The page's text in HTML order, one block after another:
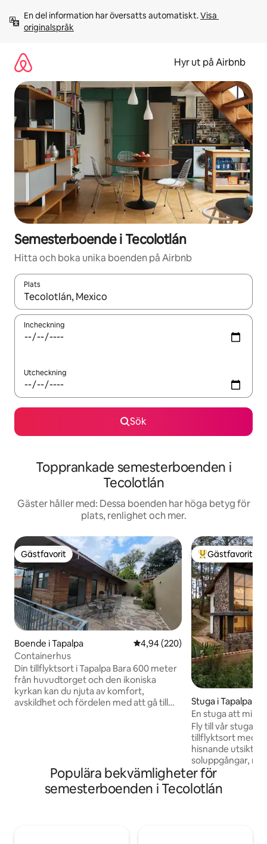
innehåll
En del information har översatts automatiskt. Visa
originalspråk
Hyr ut på Airbnb
Semesterboende i Tecolotlán
Hitta och boka unika boenden på Airbnb
Plats
När resultaten är tillgängliga kan du navigera med upp- och
Incheckning
Utcheckning
Sök
Topprankade semesterboenden i
Tecolotlán
Gäster håller med: Dessa boenden har höga betyg för
plats, renlighet och mer.
Gästfavorit
Gästfavorit
Boende i Tapalpa 4,94 av 5 i genomsnittligt
4,94 (220)
Containerhus
Din tillflyktsort i Tapalpa Bara 600 meter
från huvudtorget och den ikoniska
kyrkan kan du njuta av komfort,
avskildhet och fördelen med att gå till
2 vuxna och ytterligare ett komplett
kyla/värme i sovrum och vardagsrum.
Populär
Gästfavorit
Stuga i Tapalpa
En stuga att
utsikt.
Fly till vår stuga i
tillflyktsort med
hisnande utsikt.
soluppgångar,
vandringsleder,
enkel tillgång till
Piedrotas".
Populära bekvämligheter för
semesterboenden i Tecolotlán